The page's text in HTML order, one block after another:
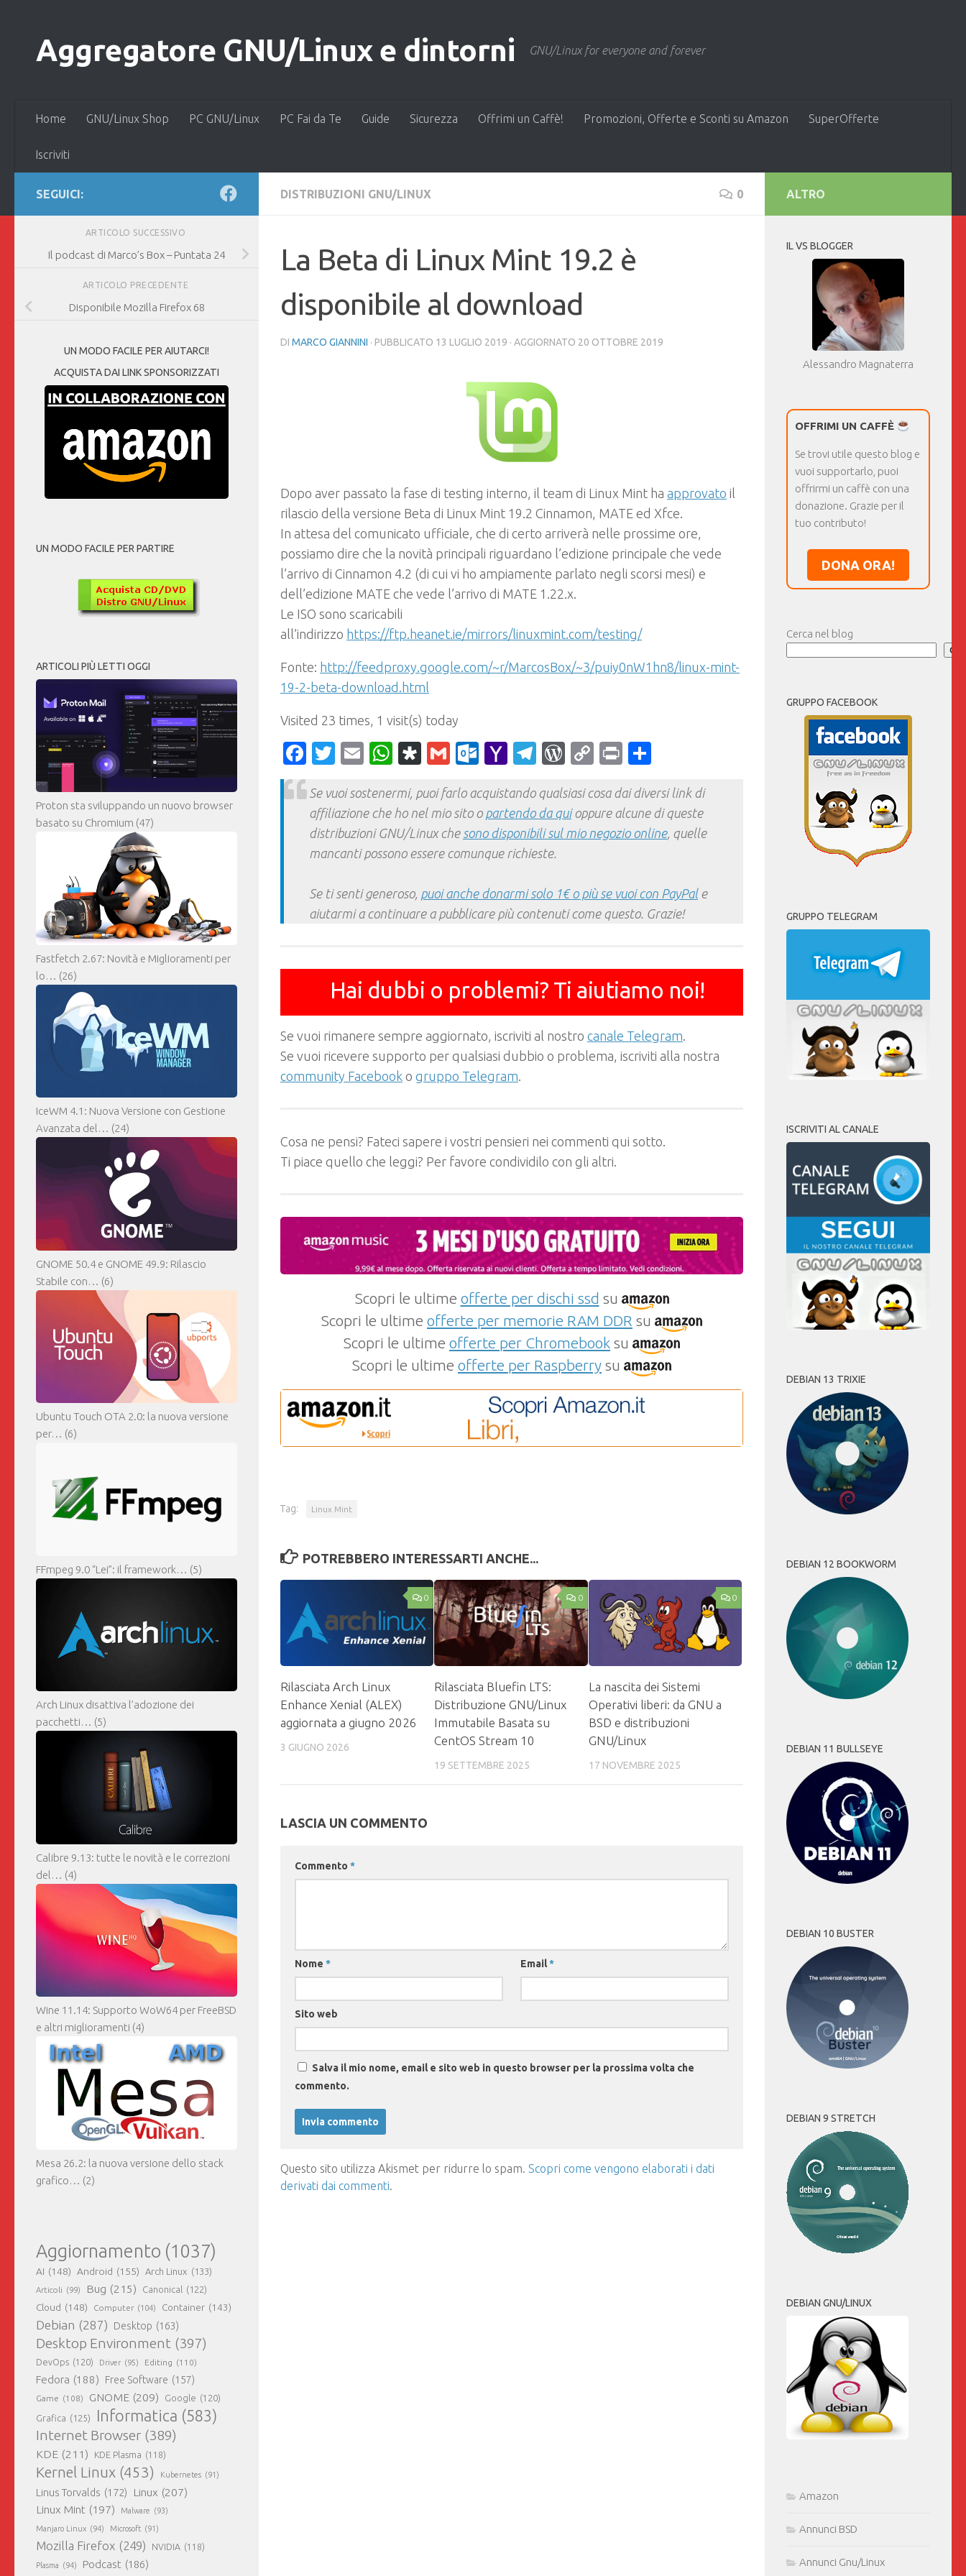
Aggregatore GNU/Linux e dintorni GNU/Linux for everyone and forever
Home GNU/Linux Shop PC GNU/Linux PC Fai da Te Guide Sicurezza Offrimi un Caffè! Promozioni, Offerte e Sconti su Amazon SuperOfferte
Iscriviti
DISTRIBUZIONI GNU/LINUX 0
La Beta di Linux Mint 19.2 è
disponibile al download
DI MARCO GIANNINI · PUBBLICATO 13 LUGLIO 2019 · AGGIORNATO 20 OTTOBRE 2019
Dopo aver passato la fase di testing interno, il team di Linux Mint ha approvato il
rilascio della versione Beta di Linux Mint 19.2 Cinnamon, MATE ed Xfce.
In attesa del comunicato ufficiale, che di certo arriverà nelle prossime ore,
possiamo dire che la novità principali riguardano l’edizione principale che vede
l’arrivo di Cinnamon 4.2 (di cui vi ho ampiamente parlato negli scorsi mesi) e
dell’edizione MATE che vede l’arrivo di MATE 1.22.x.
Le ISO sono scaricabili
all’indirizzo https://ftp.heanet.ie/mirrors/linuxmint.com/testing/
Fonte: http://feedproxy.google.com/~r/MarcosBox/~3/puiy0nW1hn8/linux-mint-
19-2-beta-download.html
Visited 23 times, 1 visit(s) today
Facebook
Twitter
EmailWhatsApp
Diaspora
GmailOutlook.com
YahooTelegram
WordPress
CopyPrint
Se vuoi sostenermi, puoi farlo acquistando qualsiasi cosa dai diversi link di
affiliazione che ho nel mio sito o partendo da quioppure alcune di queste
distribuzioni GNU/Linux che sono disponibili sul mio negozio online, quelle
mancanti possono essere comunque richieste.
Se ti senti generoso, puoi anche donarmi solo 1€ o più se vuoi con PayPale
aiutarmi a continuare a pubblicare più contenuti come questo. Grazie!
Hai dubbi o problemi? Ti aiutiamo noi!
Se vuoi rimanere sempre aggiornato, iscriviti al nostro canale Telegram.
Se vuoi ricevere supporto per qualsiasi dubbio o problema, iscriviti alla nostra
community Facebook o gruppo Telegram.
Cosa ne pensi? Fateci sapere i vostri pensieri nei commenti qui sotto.
Ti piace quello che leggi? Per favore condividilo con gli altri.
Scopri le ultime offerte per dischi ssd su
Scopri le ultime offerte per memorie RAM DDR su
Scopri le ultime offerte per Chromebook su
Scopri le ultime offerte per Raspberry su
Tag: Linux Mint
POTREBBERO INTERESSARTI ANCHE...
0
Rilasciata Arch Linux
Enhance Xenial (ALEX)
aggiornata a giugno 2026
3 GIUGNO 2026
0
Rilasciata Bluefin LTS:
Distribuzione GNU/Linux
Immutabile Basata su
CentOS Stream 10
19 SETTEMBRE 2025
0
La nascita dei Sistemi
Operativi liberi: da GNU a
BSD e distribuzioni
GNU/Linux
17 NOVEMBRE 2025
LASCIA UN COMMENTO
Commento *
Nome * Email*
Sito web
Salva il mio nome, email e sito web in questo browser per la prossima volta che
commento.
Questo sito utilizza Akismet per ridurre lo spam. Scopri come vengono elaborati i dati
derivati dai commenti.
SEGUICI:
ARTICOLO SUCCESSIVO
Il podcast di Marco’s Box – Puntata 24
ARTICOLO PRECEDENTE
Disponibile Mozilla Firefox 68
UN MODO FACILE PER AIUTARCI!
ACQUISTA DAI LINK SPONSORIZZATI
UN MODO FACILE PER PARTIRE
ARTICOLI PIÙ LETTI OGGI
Proton sta sviluppando un nuovo browser
basato su Chromium (47)
Fastfetch 2.67: Novità e Miglioramenti per
lo… (26)
IceWM 4.1: Nuova Versione con Gestione
Avanzata del… (24)
GNOME 50.4 e GNOME 49.9: Rilascio
Stabile con… (6)
Ubuntu Touch OTA 2.0: la nuova versione
per… (6)
FFmpeg 9.0 “Lei”: il framework… (5)
Arch Linux disattiva l’adozione dei
pacchetti… (5)
Calibre 9.13: tutte le novità e le correzioni
del… (4)
Wine 11.14: Supporto WoW64 per FreeBSD
e altri miglioramenti (4)
Mesa 26.2: la nuova versione dello stack
grafico… (2)
Aggiornamento (1037)
AI (148) Android (155) Arch Linux (133)
Articoli (99) Bug (215) Canonical (122)
Cloud (148) Computer (104) Container (143)
Debian (287) Desktop (163)
Desktop Environment (397)
DevOps (120) Driver (95) Editing (110)
Fedora (188) Free Software (157)
Game (108) GNOME (209) Google (120)
Grafica (125) Informatica (583)
Internet Browser (389)
KDE (211) KDE Plasma (118)
Kernel Linux (453) Kubernetes (91)
Linus Torvalds (172) Linux (207)
Linux Mint (197) Malware (93)
Manjaro Linux (94) Microsoft (91)
Mozilla Firefox (249) NVIDIA (118)
Plasma (94) Podcast (186)
ALTRO
IL VS BLOGGER
Alessandro Magnaterra
OFFRIMI UN CAFFÈ
Se trovi utile questo blog e
vuoi supportarlo, puoi
offrirmi un caffè con una
donazione. Grazie per il
tuo contributo!
DONA ORA!
Cerca nel blog
GRUPPO FACEBOOK
GRUPPO TELEGRAM
ISCRIVITI AL CANALE
DEBIAN 13 TRIXIE
DEBIAN 12 BOOKWORM
DEBIAN 11 BULLSEYE
DEBIAN 10 BUSTER
DEBIAN 9 STRETCH
DEBIAN GNU/LINUX
Amazon
Annunci BSD
Annunci Gnu/Linux